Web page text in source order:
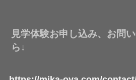
見学体験お申し込み、お問
ら↓